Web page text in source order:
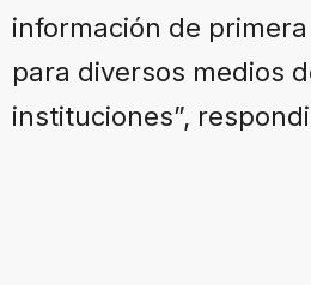
información de
para diversos medios
instituciones”,